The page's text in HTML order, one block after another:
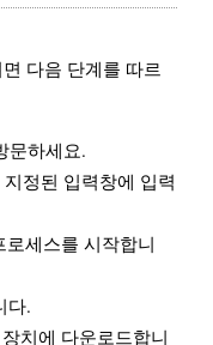
다음 단계를 따르
문하세요.
정된 입력창에 입력
로세스를 시작합니
다.
치에 다운로드합니